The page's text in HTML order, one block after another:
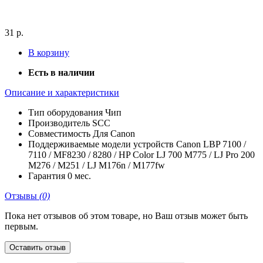
31 р.
В корзину
Есть в наличии
Описание и характеристики
Тип оборудования Чип
Производитель SCC
Совместимость Для Canon
Поддерживаемые модели устройств Canon LBP 7100 /
7110 / MF8230 / 8280 / HP Color LJ 700 M775 / LJ Pro 200
M276 / M251 / LJ M176n / M177fw
Гарантия 0 мес.
Отзывы (0)
Пока нет отзывов об этом товаре, но Ваш отзыв может быть
первым.
Оставить отзыв